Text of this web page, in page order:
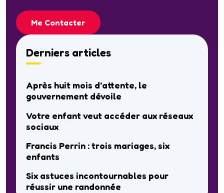
Me Contacter
Derniers articles
Après huit mois d’attente, le
gouvernement dévoile
Votre enfant veut accéder aux réseaux
sociaux
Francis Perrin : trois mariages, six
enfants
Six astuces incontournables pour
réussir une randonnée